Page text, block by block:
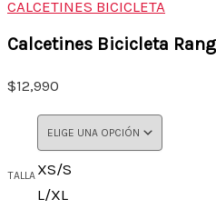
CALCETINES BICICLETA
Calcetines Bicicleta
$12,990
TALLA XS/S
L/XL